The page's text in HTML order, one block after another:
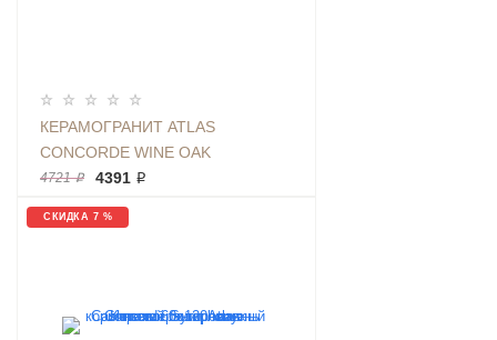
КЕРАМОГРАНИТ ATLAS
CONCORDE WINE OAK
CABERNET RET 20Х160 ДЕРЕВО
КОРИЧНЕВОЕ МАТОВЫЙ
4721 ₽ 4391 ₽
СКИДКА 7 %